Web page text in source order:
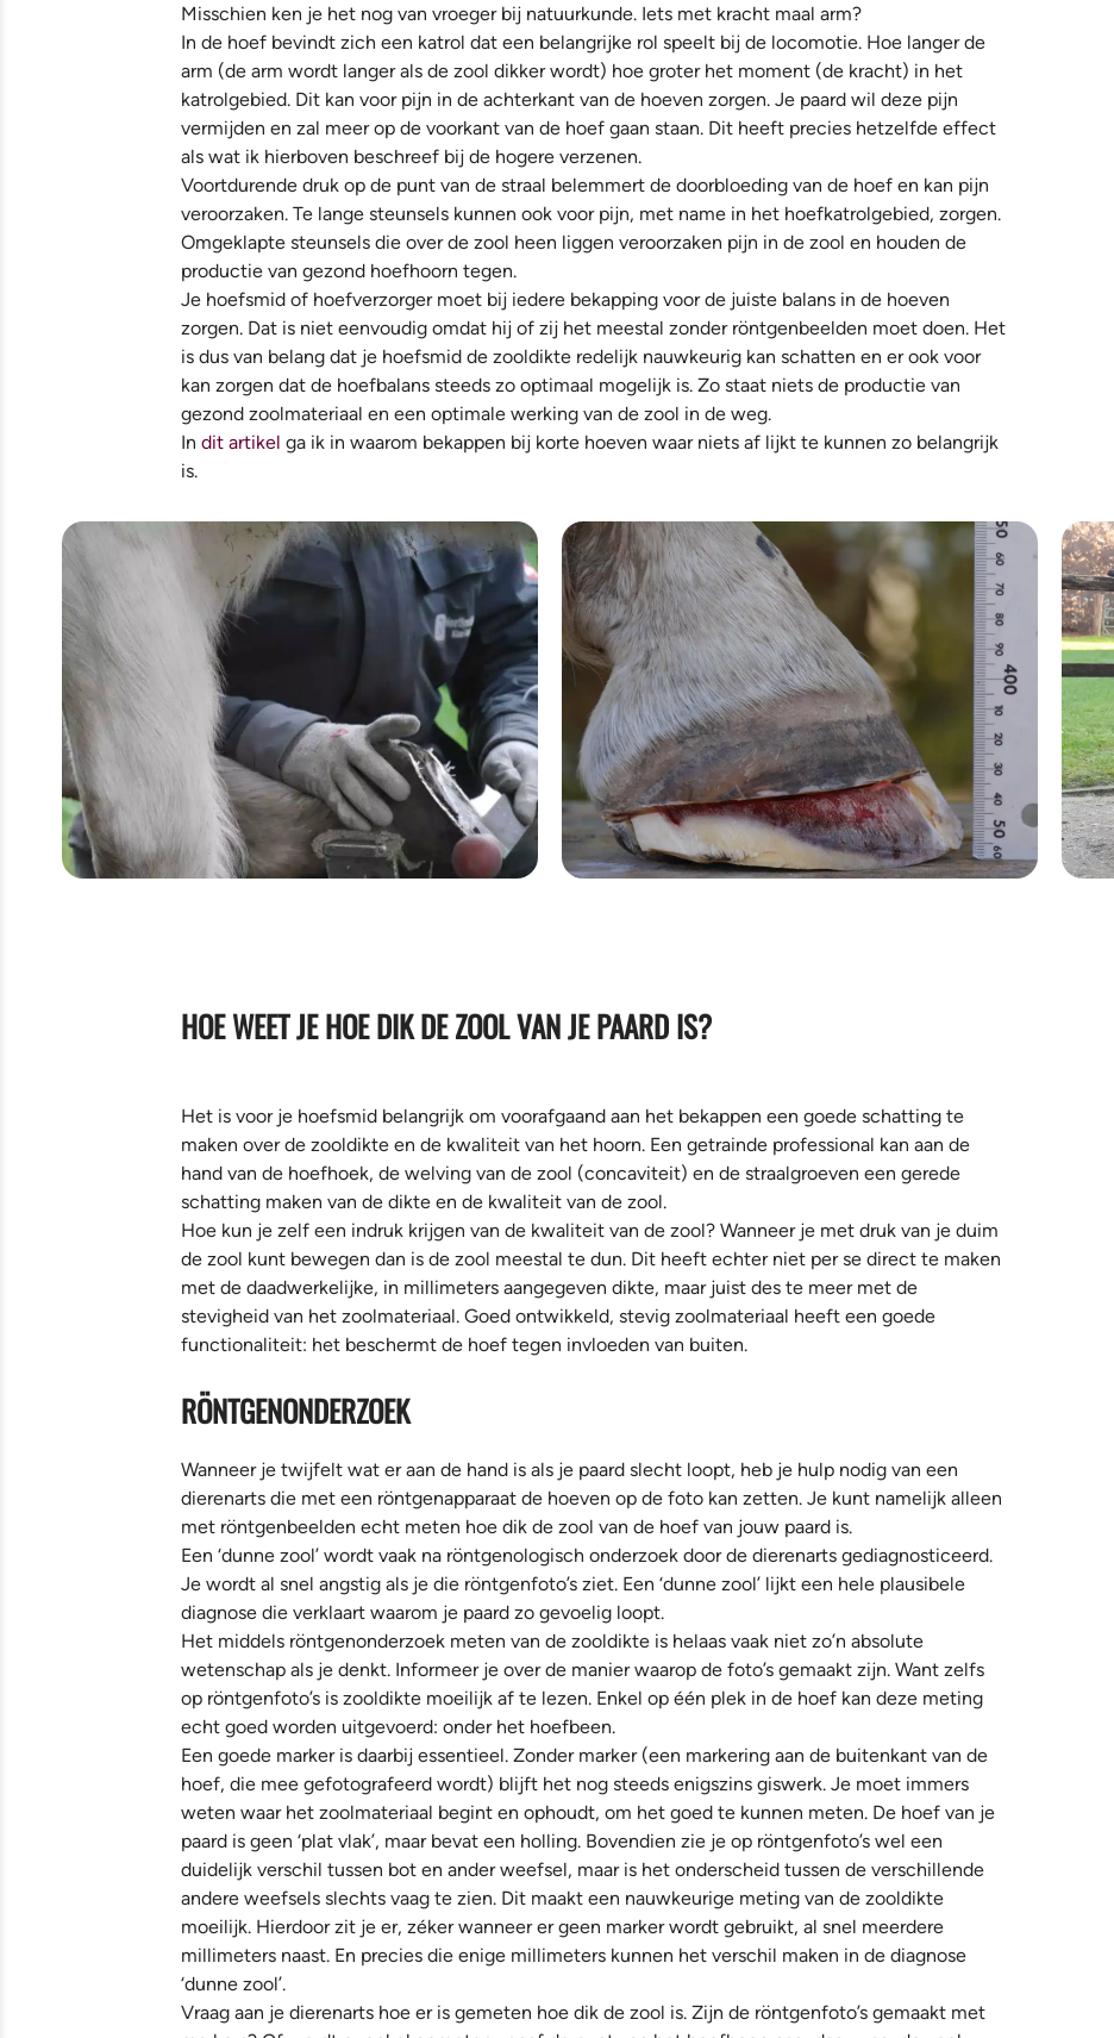
Misschien ken je het nog van vroeger bij natuurkunde. Iets met kracht maal arm?
In de hoef bevindt zich een katrol dat een belangrijke rol speelt bij de locomotie. Hoe langer de
arm (de arm wordt langer als de zool dikker wordt) hoe groter het moment (de kracht) in het
katrolgebied. Dit kan voor pijn in de achterkant van de hoeven zorgen. Je paard wil deze pijn
vermijden en zal meer op de voorkant van de hoef gaan staan. Dit heeft precies hetzelfde effect
als wat ik hierboven beschreef bij de hogere verzenen.
Voortdurende druk op de punt van de straal belemmert de doorbloeding van de hoef en kan pijn
veroorzaken. Te lange steunsels kunnen ook voor pijn, met name in het hoefkatrolgebied, zorgen.
Omgeklapte steunsels die over de zool heen liggen veroorzaken pijn in de zool en houden de
productie van gezond hoefhoorn tegen.
Je hoefsmid of hoefverzorger moet bij iedere bekapping voor de juiste balans in de hoeven
zorgen. Dat is niet eenvoudig omdat hij of zij het meestal zonder röntgenbeelden moet doen. Het
is dus van belang dat je hoefsmid de zooldikte redelijk nauwkeurig kan schatten en er ook voor
kan zorgen dat de hoefbalans steeds zo optimaal mogelijk is. Zo staat niets de productie van
gezond zoolmateriaal en een optimale werking van de zool in de weg.
In dit artikel ga ik in waarom bekappen bij korte hoeven waar niets af lijkt te kunnen zo belangrijk
is.
HOE WEET JE HOE DIK DE ZOOL VAN JE PAARD IS?
Het is voor je hoefsmid belangrijk om voorafgaand aan het bekappen een goede schatting te
maken over de zooldikte en de kwaliteit van het hoorn. Een getrainde professional kan aan de
hand van de hoefhoek, de welving van de zool (concaviteit) en de straalgroeven een gerede
schatting maken van de dikte en de kwaliteit van de zool.
Hoe kun je zelf een indruk krijgen van de kwaliteit van de zool? Wanneer je met druk van je duim
de zool kunt bewegen dan is de zool meestal te dun. Dit heeft echter niet per se direct te maken
met de daadwerkelijke, in millimeters aangegeven dikte, maar juist des te meer met de
stevigheid van het zoolmateriaal. Goed ontwikkeld, stevig zoolmateriaal heeft een goede
functionaliteit: het beschermt de hoef tegen invloeden van buiten.
RÖNTGENONDERZOEK
Wanneer je twijfelt wat er aan de hand is als je paard slecht loopt, heb je hulp nodig van een
dierenarts die met een röntgenapparaat de hoeven op de foto kan zetten. Je kunt namelijk alleen
met röntgenbeelden echt meten hoe dik de zool van de hoef van jouw paard is.
Een ‘dunne zool’ wordt vaak na röntgenologisch onderzoek door de dierenarts gediagnosticeerd.
Je wordt al snel angstig als je die röntgenfoto’s ziet. Een ‘dunne zool’ lijkt een hele plausibele
diagnose die verklaart waarom je paard zo gevoelig loopt.
Het middels röntgenonderzoek meten van de zooldikte is helaas vaak niet zo’n absolute
wetenschap als je denkt. Informeer je over de manier waarop de foto’s gemaakt zijn. Want zelfs
op röntgenfoto’s is zooldikte moeilijk af te lezen. Enkel op één plek in de hoef kan deze meting
echt goed worden uitgevoerd: onder het hoefbeen.
Een goede marker is daarbij essentieel. Zonder marker (een markering aan de buitenkant van de
hoef, die mee gefotografeerd wordt) blijft het nog steeds enigszins giswerk. Je moet immers
weten waar het zoolmateriaal begint en ophoudt, om het goed te kunnen meten. De hoef van je
paard is geen ‘plat vlak’, maar bevat een holling. Bovendien zie je op röntgenfoto’s wel een
duidelijk verschil tussen bot en ander weefsel, maar is het onderscheid tussen de verschillende
andere weefsels slechts vaag te zien. Dit maakt een nauwkeurige meting van de zooldikte
moeilijk. Hierdoor zit je er, zéker wanneer er geen marker wordt gebruikt, al snel meerdere
millimeters naast. En precies die enige millimeters kunnen het verschil maken in de diagnose
‘dunne zool’.
Vraag aan je dierenarts hoe er is gemeten hoe dik de zool is. Zijn de röntgenfoto’s gemaakt met